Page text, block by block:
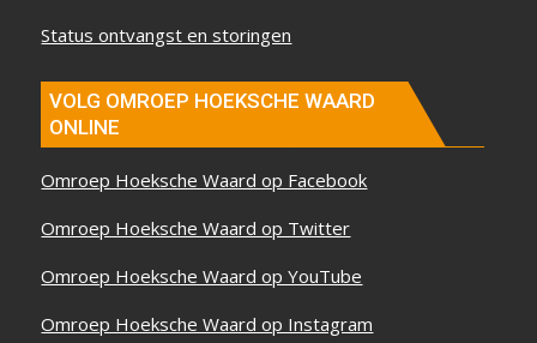
Status ontvangst en storingen
VOLG OMROEP HOEKSCHE WAARD
ONLINE
Omroep Hoeksche Waard op Facebook
Omroep Hoeksche Waard op Twitter
Omroep Hoeksche Waard op YouTube
Omroep Hoeksche Waard op Instagram